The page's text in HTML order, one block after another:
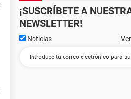
¡SUSCRÍBETE A
NEWSLETTER!
Noticias